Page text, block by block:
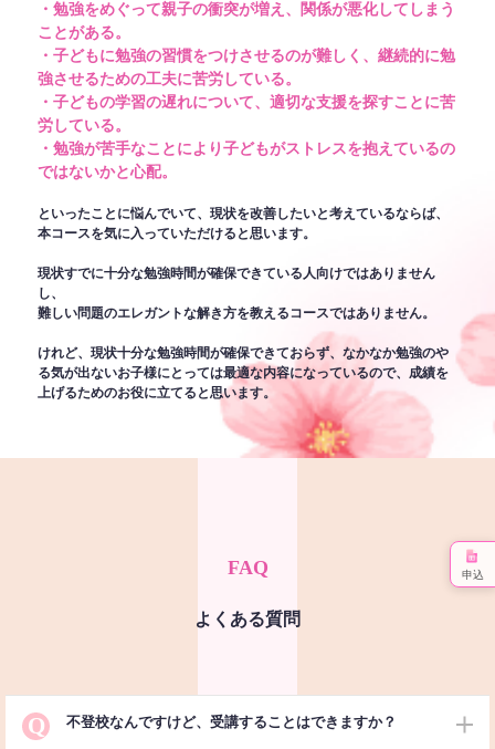
・勉強をめぐって親子の衝突が増え、関係が悪化してしまう
ことがある。
・子どもに勉強の習慣をつけさせるのが難しく、継続的に勉
強させるための工夫に苦労している。
・子どもの学習の遅れについて、適切な支援を探すことに苦
労している。
・勉強が苦手なことにより子どもがストレスを抱えているの
ではないかと心配。
といったことに悩んでいて、現状を改善したいと考えているならば、
本コースを気に入っていただけると思います。
現状すでに十分な勉強時間が確保できている人向けではありません
し、
難しい問題のエレガントな解き方を教えるコースではありません。
けれど、現状十分な勉強時間が確保できておらず、なかなか勉強のや
る気が出ないお子様にとっては最適な内容になっているので、成績を
上げるためのお役に立てると思います。
FAQ
よくある質問
Q 不登校なんですけど、受講することはできますか？
申込